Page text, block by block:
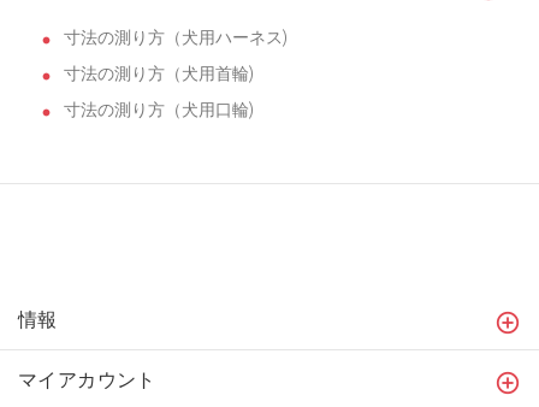
寸法の測り方（犬用ハーネス)
寸法の測り方（犬用首輪)
寸法の測り方（犬用口輪)
情報
マイアカウント